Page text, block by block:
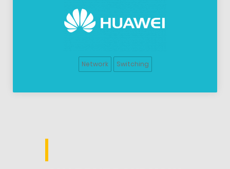
Network Switching